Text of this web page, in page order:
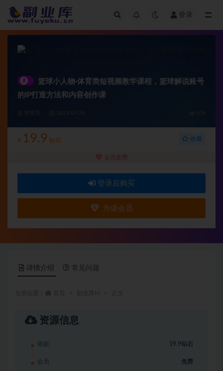
登录
#
篮球小人物·体育类短视频教学课程，篮球解说账号
的IP打造方法和内容创作课
¥ 19.9 钻石 收藏
会员免费
登录后购买
升级会员
详情介绍 常见问题
资源信息
萌新 19.9钻石
会员 免费